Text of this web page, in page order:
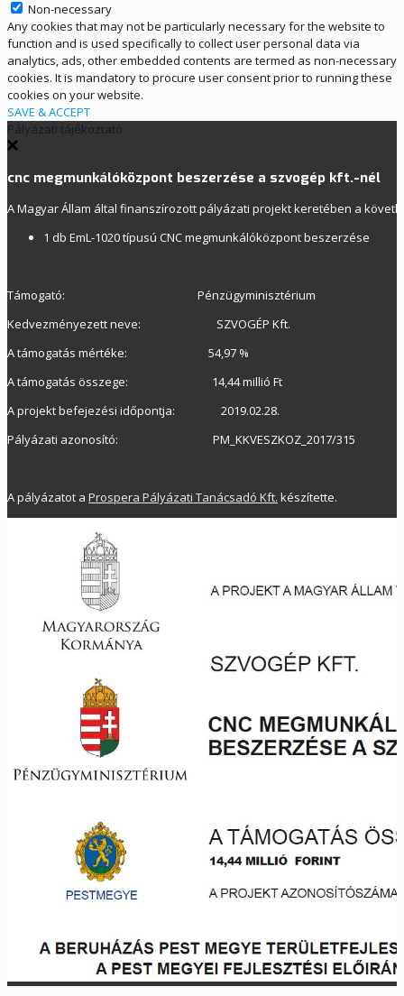
Non-necessary
Any cookies that may not be particularly necessary for the website to
function and is used specifically to collect user personal data via
analytics, ads, other embedded contents are termed as non-necessary
cookies. It is mandatory to procure user consent prior to running these
cookies on your website.
SAVE & ACCEPT
Pályázati tájékoztató
cnc megmunkálóközpont beszerzése a szvogép kft.-nél
A Magyar Állam által finanszírozott pályázati projekt keretében a
1 db EmL-1020 típusú CNC megmunkálóközpont beszerzése
Támogató: Pénzügyminisztérium
Kedvezményezett neve: SZVOGÉP Kft.
A támogatás mértéke: 54,97 %
A támogatás összege: 14,44 millió Ft
A projekt befejezési időpontja: 2019.02.28.
Pályázati azonosító: PM_KKVESZKOZ_2017/315
A pályázatot a Prospera Pályázati Tanácsadó Kft. készítette.